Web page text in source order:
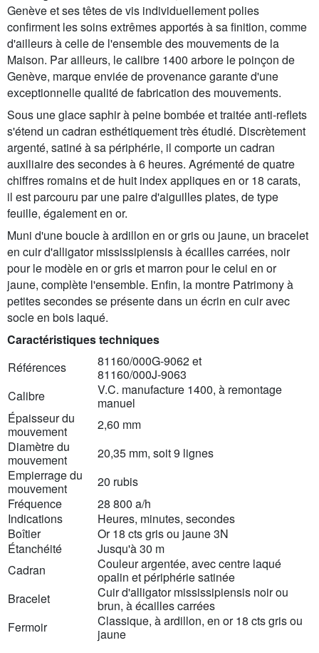
Genève et ses têtes de vis individuellement polies
confirment les soins extrêmes apportés à sa finition, comme
d'ailleurs à celle de l'ensemble des mouvements de la
Maison. Par ailleurs, le calibre 1400 arbore le poinçon de
Genève, marque enviée de provenance garante d'une
exceptionnelle qualité de fabrication des mouvements.
Sous une glace saphir à peine bombée et traitée anti-reflets
s'étend un cadran esthétiquement très étudié. Discrètement
argenté, satiné à sa périphérie, il comporte un cadran
auxiliaire des secondes à 6 heures. Agrémenté de quatre
chiffres romains et de huit index appliques en or 18 carats,
il est parcouru par une paire d'aiguilles plates, de type
feuille, également en or.
Muni d'une boucle à ardillon en or gris ou jaune, un bracelet
en cuir d'alligator mississipiensis à écailles carrées, noir
pour le modèle en or gris et marron pour le celui en or
jaune, complète l'ensemble. Enfin, la montre Patrimony à
petites secondes se présente dans un écrin en cuir avec
socle en bois laqué.
Caractéristiques techniques
Références
81160/000G-9062 et
81160/000J-9063
Calibre
V.C. manufacture 1400, à remontage
manuel
Épaisseur du
mouvement
2,60 mm
Diamètre du
mouvement
20,35 mm, soit 9 lignes
Empierrage du
mouvement
20 rubis
Fréquence
28 800 a/h
Indications
Heures, minutes, secondes
Boîtier
Or 18 cts gris ou jaune 3N
Étanchéité
Jusqu'à 30 m
Cadran
Couleur argentée, avec centre laqué
opalin et périphérie satinée
Bracelet
Cuir d'alligator mississipiensis noir ou
brun, à écailles carrées
Fermoir
Classique, à ardillon, en or 18 cts gris ou
jaune